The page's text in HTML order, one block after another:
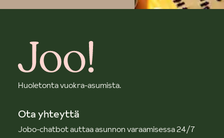
Huoletonta vuokra-asumista.
Ota yhteyttä
Jobo-chatbot auttaa asunnon varaamisessa 24/7